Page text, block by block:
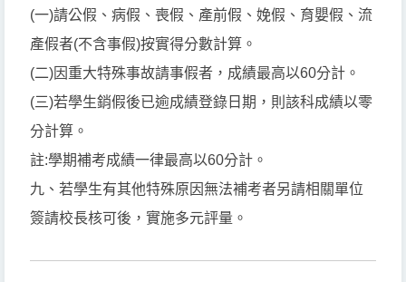
(一)請公假、病假、喪假、產前假、娩假、育嬰假、流
產假者(不含事假)按實得分數計算。
(二)因重大特殊事故請事假者，成績最高以60分計。
(三)若學生銷假後已逾成績登錄日期，則該科成績以零
分計算。
註:學期補考成績一律最高以60分計。
九、若學生有其他特殊原因無法補考者另請相關單位
簽請校長核可後，實施多元評量。